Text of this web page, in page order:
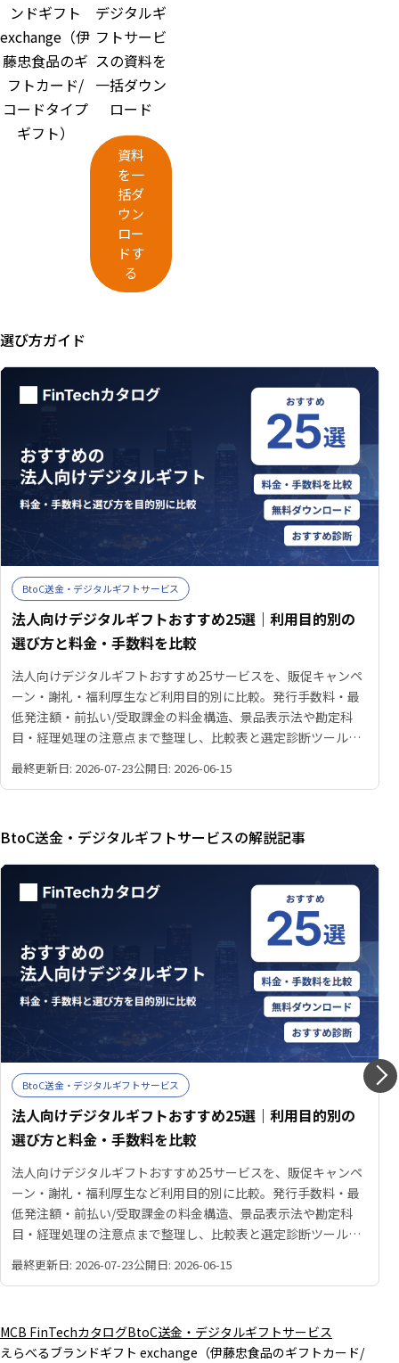
ンドギフト
exchange（伊
藤忠食品のギ
フトカード/
コードタイプ
ギフト）
デジタルギ
フトサービ
スの資料を
一括ダウン
ロード
資料
を一
括ダ
ウン
ロー
ドす
る
選び方ガイド
BtoC送金・デジタルギフトサービス
法人向けデジタルギフトおすすめ25選｜利用目的別の
選び方と料金・手数料を比較
法人向けデジタルギフトおすすめ25サービスを、販促キャンペ
ーン・謝礼・福利厚生など利用目的別に比較。発行手数料・最
低発注額・前払い/受取課金の料金構造、景品表示法や勘定科
目・経理処理の注意点まで整理し、比較表と選定診断ツールで
最終更新日: 2026-07-23公開日: 2026-06-15
BtoC送金・デジタルギフトサービスの解説記事
BtoC送金・デジタルギフトサービス
法人向けデジタルギフトおすすめ25選｜利用目的別の
選び方と料金・手数料を比較
法人向けデジタルギフトおすすめ25サービスを、販促キャンペ
ーン・謝礼・福利厚生など利用目的別に比較。発行手数料・最
低発注額・前払い/受取課金の料金構造、景品表示法や勘定科
目・経理処理の注意点まで整理し、比較表と選定診断ツールで
最終更新日: 2026-07-23公開日: 2026-06-15
MCB FinTechカタログBtoC送金・デジタルギフトサービス
えらべるブランドギフト exchange（伊藤忠食品のギフトカード/